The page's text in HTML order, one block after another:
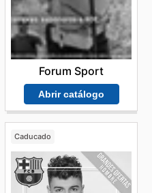
para conseguir el
precio.
en Intersport; explora
Forum Sport
Abrir catálogo
Caducado